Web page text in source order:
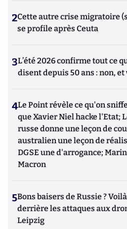
2Cette autre crise migratoire
se profile après Ceuta
3L’été 2026 confirme tout ce
disent depuis 50 ans : non,
4Le Point révèle ce qu'on
que Xavier Niel hacke l'Etat;
russe donne une leçon de
australien une leçon de
DGSE une d'arrogance;
Macron
5Bons baisers de Russie ?
derrière les attaques aux
Leipzig